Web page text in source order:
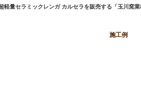
量セラミックレンガ カルセラを販売する「玉川窯業
施工例